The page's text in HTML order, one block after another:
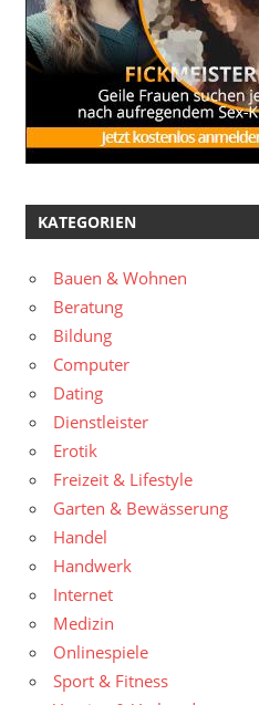
KATEGORIEN
Bauen & Wohnen
Beratung
Bildung
Computer
Dating
Dienstleister
Erotik
Freizeit & Lifestyle
Garten & Bewässerung
Handel
Handwerk
Internet
Medizin
Onlinespiele
Sport & Fitness